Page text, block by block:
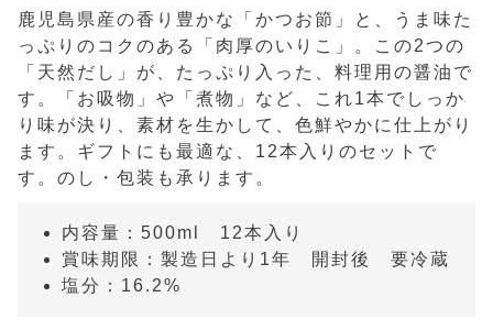
鹿児島県産の香り豊かな「かつお節」と、うま味た
っぷりのコクのある「肉厚のいりこ」。この2つの
「天然だし」が、たっぷり入った、料理用の醤油で
す。「お吸物」や「煮物」など、これ1本でしっか
り味が決り、素材を生かして、色鮮やかに仕上がり
ます。ギフトにも最適な、12本入りのセットで
す。のし・包装も承ります。
内容量：500ml 12本入り
賞味期限：製造日より1年 開封後 要冷蔵
塩分：16.2%